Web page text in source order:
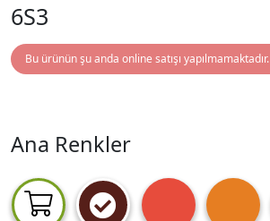
6S3
Bu ürünün şu anda online satışı yapılmamaktadır.
Ana Renkler